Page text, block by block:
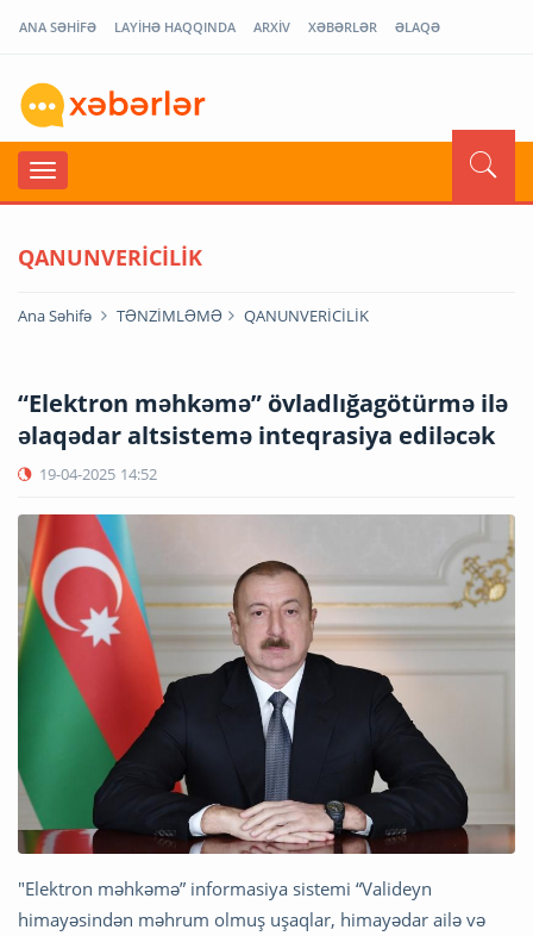
ANA SƏHİFƏ LAYİHƏ HAQQINDA ARXİV XƏBƏRLƏR ƏLAQƏ
QANUNVERİCİLİK
Ana Səhifə TƏNZİMLƏMƏ QANUNVERİCİLİK
“Elektron məhkəmə” övladlığagötürmə ilə
əlaqədar altsistemə inteqrasiya ediləcək
19-04-2025 14:52
"Elektron məhkəmə” informasiya sistemi “Valideyn
himayəsindən məhrum olmuş uşaqlar, himayədar ailə və